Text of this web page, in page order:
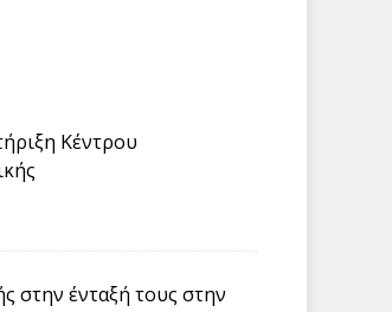
Κέντρου
στην ένταξή τους στην